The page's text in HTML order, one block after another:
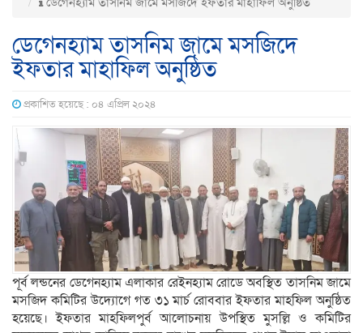
ডেগেনহ্যাম তাসনিম জামে মসজিদে
ইফতার মাহাফিল অনুষ্ঠিত
প্রকাশিত হয়েছে : ০৪ এপ্রিল ২০২৪
পূর্ব লন্ডনের ডেগেনহ্যাম এলাকার রেইনহ্যাম রোডে অবস্থিত তাসনিম জামে
মসজিদ কমিটির উদ্যোগে গত ৩১ মার্চ রোববার ইফতার মাহফিল অনুষ্ঠিত
হয়েছে। ইফতার মাহফিলপুর্ব আলোচনায় উপস্থিত মুসল্লি ও কমিটির